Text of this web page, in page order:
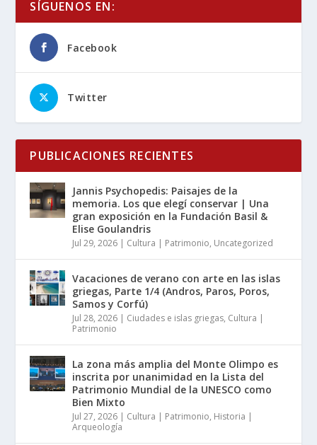
SÍGUENOS EN:
Facebook
Twitter
PUBLICACIONES RECIENTES
Jannis Psychopedis: Paisajes de la
memoria. Los que elegí conservar | Una
gran exposición en la Fundación Basil &
Elise Goulandris
Jul 29, 2026 | Cultura | Patrimonio, Uncategorized
Vacaciones de verano con arte en las islas
griegas, Parte 1/4 (Andros, Paros, Poros,
Samos y Corfú)
Jul 28, 2026 | Ciudades e islas griegas, Cultura |
Patrimonio
La zona más amplia del Monte Olimpo es
inscrita por unanimidad en la Lista del
Patrimonio Mundial de la UNESCO como
Bien Mixto
Jul 27, 2026 | Cultura | Patrimonio, Historia |
Arqueología